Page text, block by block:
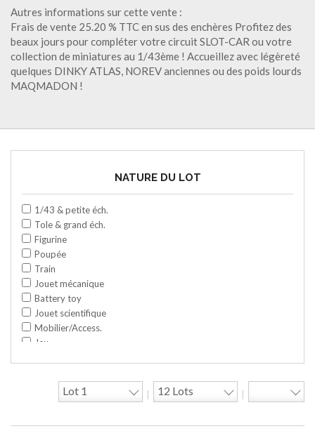
Autres informations sur cette vente :
Frais de vente 25.20 % TTC en sus des enchères Profitez des
beaux jours pour compléter votre circuit SLOT-CAR ou votre
collection de miniatures au 1/43ème ! Accueillez avec légèreté
quelques DINKY ATLAS, NOREV anciennes ou des poids lourds
MAQMADON !
NATURE DU LOT
1/43 & petite éch.
Tole & grand éch.
Figurine
Poupée
Train
Jouet mécanique
Battery toy
Jouet scientifique
Mobilier/Access.
Jeu
Travaux publics
Jeu construction